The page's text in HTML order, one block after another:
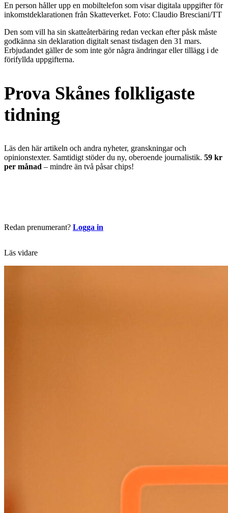
En person håller upp en mobiltelefon som visar digitala uppgifter för
inkomstdeklarationen från Skatteverket. Foto: Claudio Bresciani/TT
Den som vill ha sin skatteåterbäring redan veckan efter påsk måste
godkänna sin deklaration digitalt senast tisdagen den 31 mars.
Erbjudandet gäller de som inte gör några ändringar eller tillägg i de
förifyllda uppgifterna.
Prova Skånes folkligaste
tidning
Läs den här artikeln och andra nyheter, granskningar och
opinionstexter. Samtidigt stöder du ny, oberoende journalistik. 59 kr
per månad – mindre än två påsar chips!
Redan prenumerant? Logga in
Läs vidare